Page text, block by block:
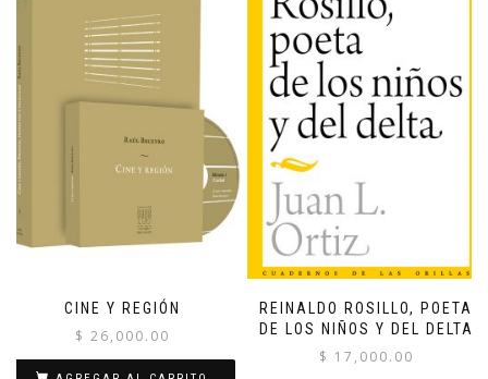
CINE Y REGIÓN
$ 26,000.00
REINALDO ROSILLO, POETA
DE LOS NIÑOS Y DEL DELTA
$ 17,000.00